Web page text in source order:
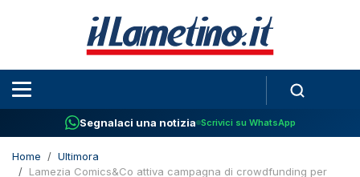
Segnalaci una notizia Scrivici su WhatsApp
Home
Ultimora
Lamezia Comics&Co attiva campagna di crowdfunding per